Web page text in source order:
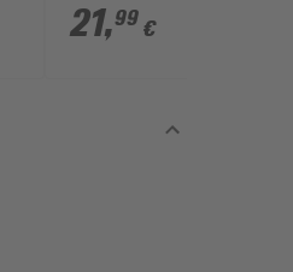
PH/SL, 6-teilig
21,99 €